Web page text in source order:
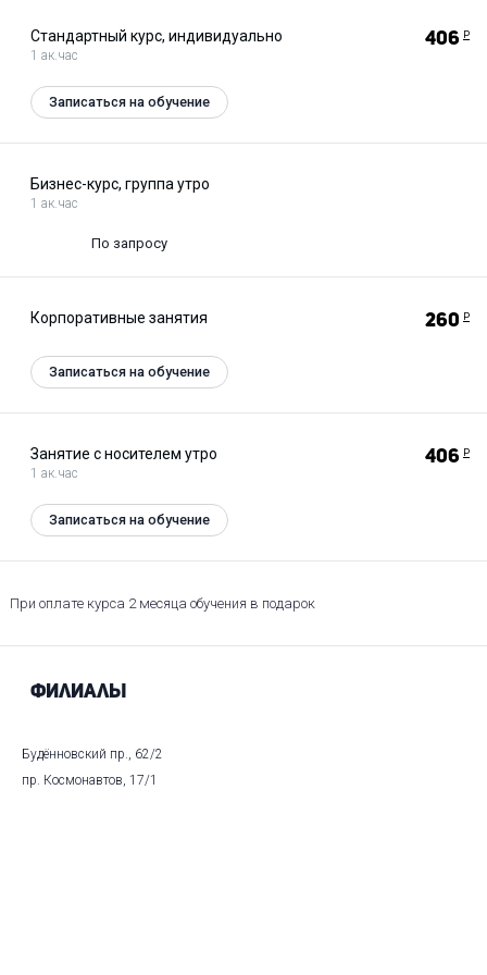
Стандартный курс, индивидуально
1 ак.час
406 Р
Записаться на обучение
Бизнес-курс, группа утро
1 ак.час
По запросу
Корпоративные занятия 260 Р
Записаться на обучение
Занятие с носителем утро
1 ак.час
406 Р
Записаться на обучение
При оплате курса 2 месяца обучения в подарок
Филиалы
Будённовский пр., 62/2
пр. Космонавтов, 17/1